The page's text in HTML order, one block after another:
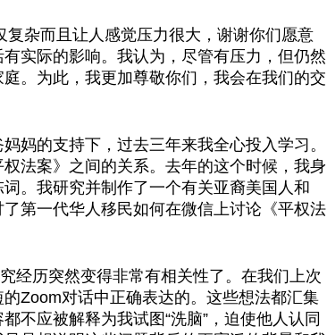
杂而且让人感觉压力很大，谢谢你们愿意
实际的影响。我认为，尽管有压力，但仍然
。为此，我更加尊敬你们，我会在我们的交
妈的支持下，过去三年来我全心投入学习。
权法案》之间的关系。去年的这个时候，我身
。我研究并制作了一个有关亚裔美国人和
了第一代华人移民如何在微信上讨论《平权法
经历突然变得非常有相关性了。在我们上次
Zoom对话中正确表达的。这些想法都汇集
不应被解释为我试图“洗脑”，迫使他人认同